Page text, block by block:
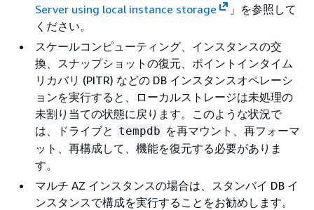
Server using local instance storage
」を参照して
ください。
スケールコンピューティング、インスタンスの交
換、スナップショットの復元、ポイントインタイム
リカバリ (PITR) などの DB インスタンスオペレーシ
ョンを実行すると、ローカルストレージは未処理の
未割り当ての状態に戻ります。このような状況で
は、ドライブと tempdb を再マウント、再フォーマ
ット、再構成して、機能を復元する必要がありま
す。
マルチ AZ インスタンスの場合は、スタンバイ DB イ
ンスタンスで構成を実行することをお勧めします。